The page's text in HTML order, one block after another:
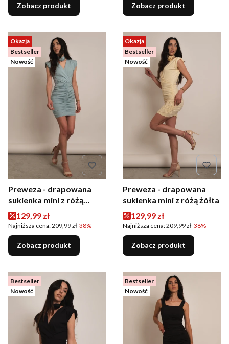
Zobacz produkt Zobacz produkt
Okazja
Bestseller
Nowość
Preweza - drapowana
sukienka mini z różą
miętowa
Cena promocyjna
129,99 zł
Najniższa cena:209,99 zł-38%
Zobacz produkt
Okazja
Bestseller
Nowość
Preweza - drapowana
sukienka mini z różą żółta
Cena promocyjna
129,99 zł
Najniższa cena:209,99 zł-38%
Zobacz produkt
Bestseller
Nowość
Bestseller
Nowość